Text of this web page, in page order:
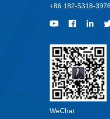
+86 182-5318-
WeChat